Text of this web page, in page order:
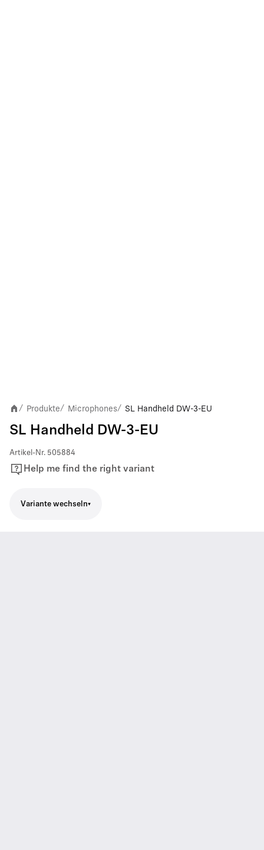
/ Produkte/ Microphones/ SL Handheld DW-3-EU
SL Handheld DW-3-EU
Artikel-Nr. 505884
Help me find the right variant
Variante wechseln